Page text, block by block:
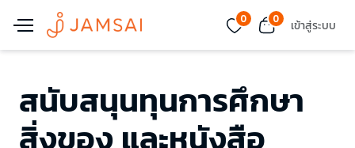
0 0 เข้าสู่ระบบ
สนับสนุนทุนการศึกษา
สิ่งของ และหนังสือ